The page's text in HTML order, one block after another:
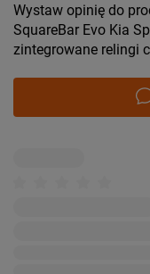
Wystaw opinię do
SquareBar Evo Kia
zintegrowane relingi